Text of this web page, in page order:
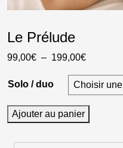
Le Prélude
99,00€ – 199,00€Plage
prix :
Solo / duo
quantité
de
Le
Ajouter au panier